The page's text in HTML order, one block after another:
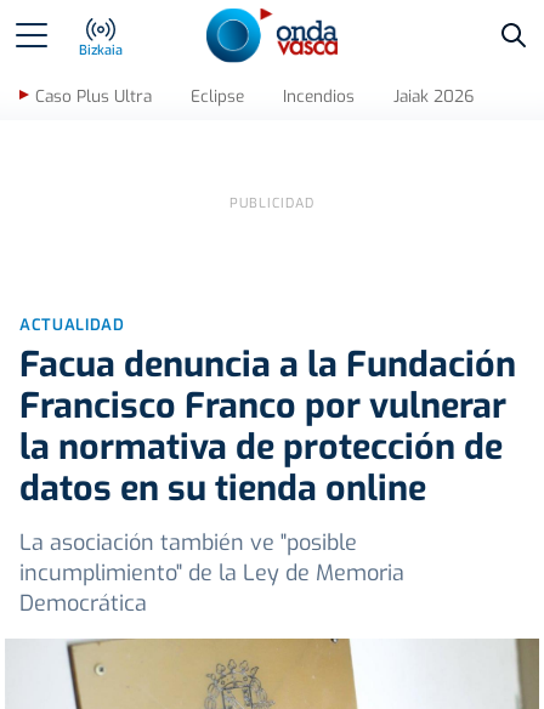
Bizkaia
Caso Plus Ultra Eclipse Incendios Jaiak 2026
ACTUALIDAD
Facua denuncia a la Fundación
Francisco Franco por vulnerar
la normativa de protección de
datos en su tienda online
La asociación también ve "posible
incumplimiento" de la Ley de Memoria
Democrática